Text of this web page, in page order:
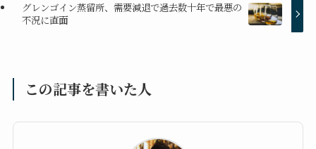
グレンゴイン蒸留所、需要減退で過去数十年で最悪の
不況に直面
この記事を書いた人